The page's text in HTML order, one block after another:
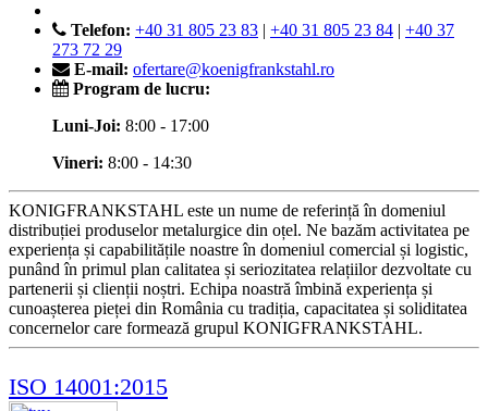
Telefon: +40 31 805 23 83 | +40 31 805 23 84 | +40 37
273 72 29
E-mail: ofertare@koenigfrankstahl.ro
Program de lucru:
Luni-Joi: 8:00 - 17:00
Vineri: 8:00 - 14:30
KONIGFRANKSTAHL este un nume de referință în domeniul
distribuției produselor metalurgice din oțel. Ne bazăm activitatea pe
experiența și capabilitățile noastre în domeniul comercial și logistic,
punând în primul plan calitatea și seriozitatea relațiilor dezvoltate cu
partenerii și clienții noștri. Echipa noastră îmbină experiența și
cunoașterea pieței din România cu tradiția, capacitatea și soliditatea
concernelor care formează grupul KONIGFRANKSTAHL.
ISO 14001:2015